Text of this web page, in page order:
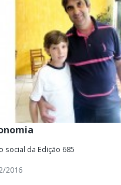
social da Edição 685
2016